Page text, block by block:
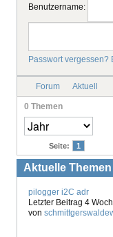
DATENSCHUTZ
IMPRESSUM
Benutzername:
Passwort vergessen?
Forum Aktuell
0 Themen
Seite: 1
Aktuelle Themen
pilogger i2C adr
Letzter Beitrag 4
von